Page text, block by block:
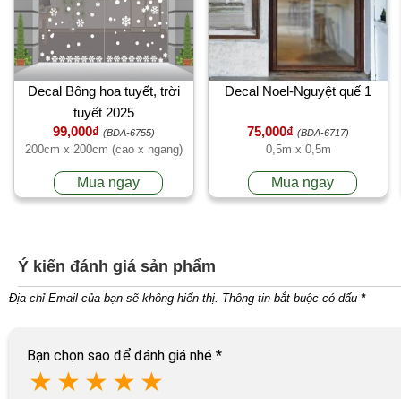
Decal Bông hoa tuyết, trời
tuyết 2025
99,000₫ (BDA-6755)
200cm x 200cm (cao x ngang)
Mua ngay
Decal Noel-Nguyệt quế 1
75,000₫ (BDA-6717)
0,5m x 0,5m
Mua ngay
Ý kiến đánh giá sản phẩm
Địa chỉ Email của bạn sẽ không hiển thị. Thông tin bắt buộc có dấu *
Bạn chọn sao để đánh giá nhé *
★ ★ ★ ★ ★